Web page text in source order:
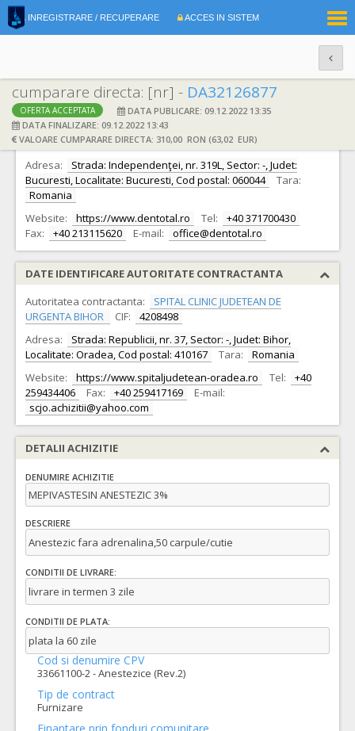
INREGISTRARE / RECUPERARE ACCES IN SISTEM
cumparare directa: [nr] - DA32126877
OFERTA ACCEPTATA
DATA PUBLICARE: 09.12.2022 13:35
DATA FINALIZARE: 09.12.2022 13:43
VALOARE CUMPARARE DIRECTA: 310,00 RON (63,02 EUR)
DATE IDENTIFICARE OFERTANT
Ofertant: S.C. Dentotal Protect S.R.L. S.R.L. CIF:
Adresa:
Strada: Independenţei, nr. 319L, Sector: -, Judet:
Bucuresti, Localitate: Bucuresti, Cod postal: 060044
Tara:
Romania
Website:
https://www.dentotal.ro Tel:
+40 371700430
Fax:
+40 213115620 E-mail: office@dentotal.ro
DATE IDENTIFICARE AUTORITATE CONTRACTANTA
Autoritatea contractanta:
SPITAL CLINIC JUDETEAN DE
URGENTA BIHOR
CIF:
4208498
Adresa:
Strada: Republicii, nr. 37, Sector: -, Judet: Bihor,
Localitate: Oradea, Cod postal: 410167
Tara:
Romania
Website:
https://www.spitaljudetean-oradea.ro Tel:
+40
259434406
Fax: +40 259417169
E-mail:
scjo.achizitii@yahoo.com
DETALII ACHIZITIE
DENUMIRE ACHIZITIE
MEPIVASTESIN ANESTEZIC 3%
DESCRIERE
Anestezic fara adrenalina,50 carpule/cutie
CONDITII DE LIVRARE:
livrare in termen 3 zile
CONDITII DE PLATA:
plata la 60 zile
Cod si denumire CPV
33661100-2 - Anestezice (Rev.2)
Tip de contract
Furnizare